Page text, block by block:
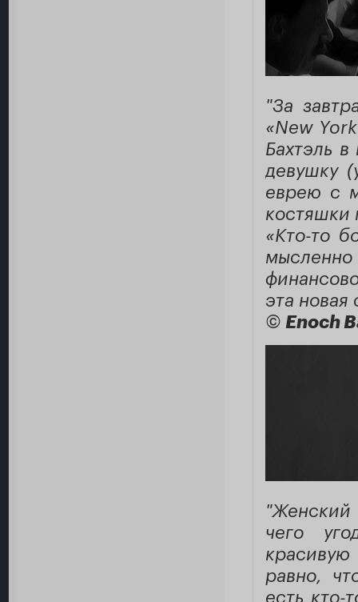
"За
«New
Бахтэль
девушку
еврею с
костяшки
«Кто-то
мысленно
эта новая
© Enoch
чего
равно,
есть кто-